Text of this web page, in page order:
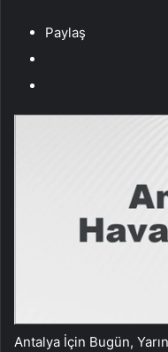
Paylaş
Antalya İçin Bugün,